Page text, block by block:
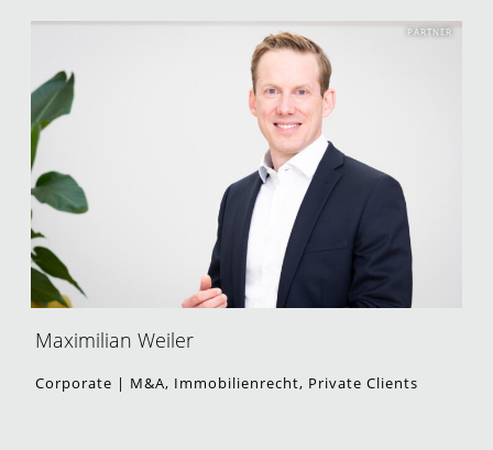
PARTNER
Maximilian Weiler
Corporate | M&A, Immobilienrecht, Private Clients